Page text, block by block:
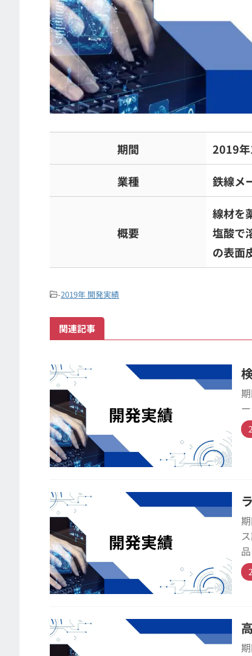
期間 2019
業種 鉄線メ
概要
線材を
塩酸で
の表面
-2019年 開発実績
関連記事